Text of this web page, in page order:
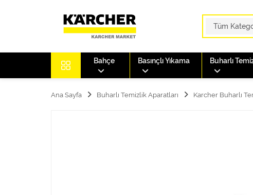
Bahçe Basınçlı Yıkama Buharlı
Ana Sayfa Buharlı Temizlik Aparatları Karcher Buharlı